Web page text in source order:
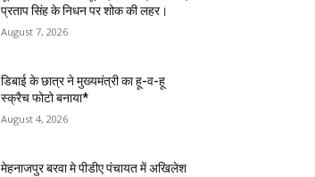
प्रताप सिंह के निधन पर शोक की लहर।
August 7, 2026
डिबाई के छात्र ने मुख्यमंत्री का हू-व-हू
स्क्रैच फोटो बनाया*
August 4, 2026
मेहनाजपुर बरवा मे पीडीए पंचायत में अखिलेश